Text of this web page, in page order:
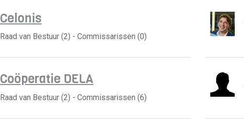
Celonis
Raad van Bestuur (2) - Commissarissen (0)
Coöperatie DELA
Raad van Bestuur (2) - Commissarissen (6)